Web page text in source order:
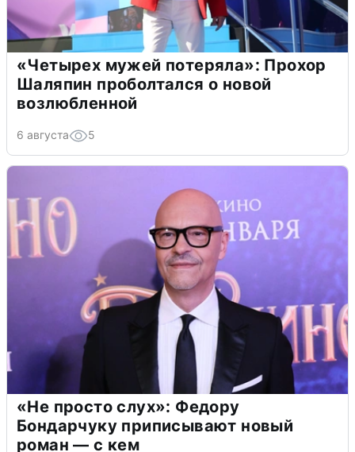
«Четырех мужей потеряла»: Прохор
Шаляпин проболтался о новой
возлюбленной
6 августа 5
«Не просто слух»: Федору
Бондарчуку приписывают новый
роман — с кем